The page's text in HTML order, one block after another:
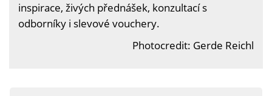
inspirace, živých přednášek, konzultací s
odborníky i slevové vouchery.
Photocredit: Gerde Reichl